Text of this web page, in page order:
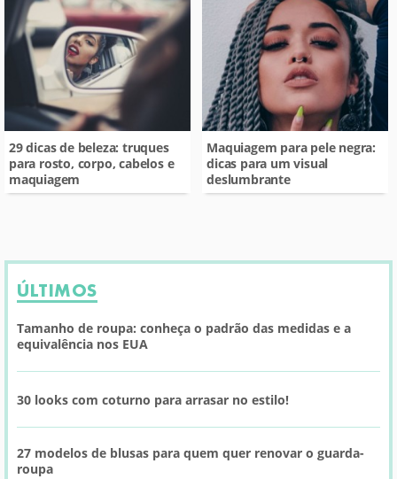
29 dicas de beleza: truques
para rosto, corpo, cabelos e
maquiagem
Maquiagem para pele negra:
dicas para um visual
deslumbrante
ÚLTIMOS
Tamanho de roupa: conheça o padrão das medidas e a
equivalência nos EUA
30 looks com coturno para arrasar no estilo!
27 modelos de blusas para quem quer renovar o guarda-
roupa